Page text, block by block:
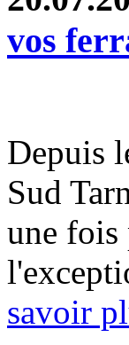
vos
Depuis
Sud
une fois
savoir